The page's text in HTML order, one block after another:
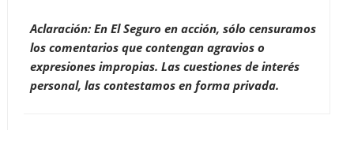
Aclaración: En El Seguro en acción, sólo censuramos
los comentarios que contengan agravios o
expresiones impropias. Las cuestiones de interés
personal, las contestamos en forma privada.